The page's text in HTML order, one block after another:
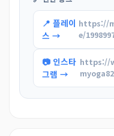
📍 플레이
스 →
https://
e/
📷 인스타
그램 →
https://